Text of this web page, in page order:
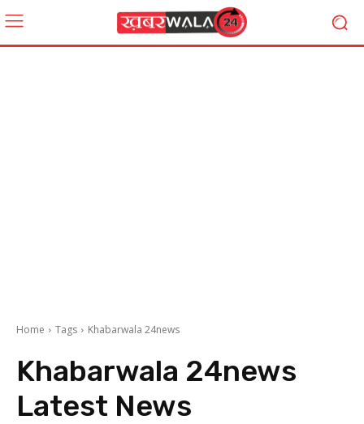
Home Tags Khabarwala 24news
Khabarwala 24news
Latest News